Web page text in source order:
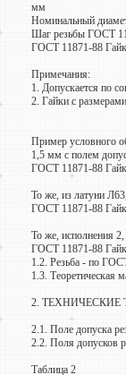
мм
Номинальный
Шаг резьбы ГОСТ
ГОСТ 11871-88
Примечания:
1. Допускается по
2. Гайки с
Пример условного
1,5 мм с полем
ГОСТ 11871-88
То же, из латуни
ГОСТ 11871-88
То же, исполнения
ГОСТ 11871-88
1.2. Резьба - по
1.3. Теоретическая
2. ТЕХНИЧЕСКИЕ
2.1. Поле допуска
2.2. Поля допусков
Таблица 2